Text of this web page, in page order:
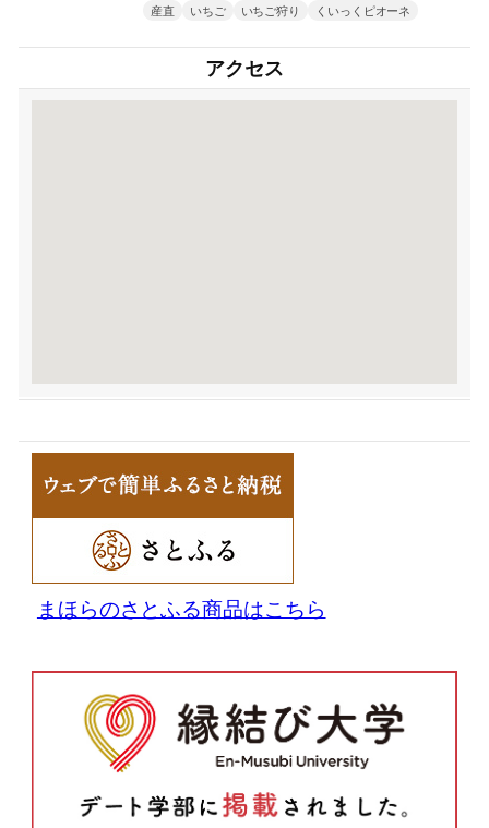
産直
いちご いちご狩り くいっくピオーネ
アクセス
まほらのさとふる商品はこちら